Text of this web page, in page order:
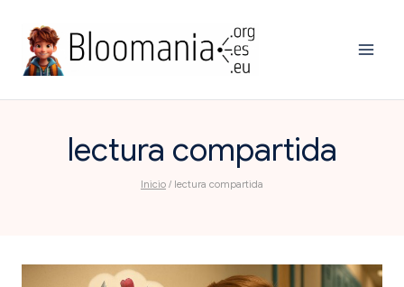
contenido
lectura compartida
Inicio / lectura compartida